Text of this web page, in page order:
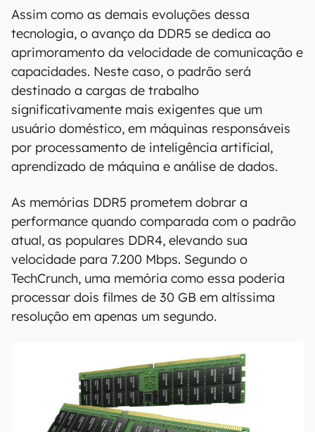
Assim como as demais evoluções dessa
tecnologia, o avanço da DDR5 se dedica ao
aprimoramento da velocidade de comunicação e
capacidades. Neste caso, o padrão será
destinado a cargas de trabalho
significativamente mais exigentes que um
usuário doméstico, em máquinas responsáveis
por processamento de inteligência artificial,
aprendizado de máquina e análise de dados.
As memórias DDR5 prometem dobrar a
performance quando comparada com o padrão
atual, as populares DDR4, elevando sua
velocidade para 7.200 Mbps. Segundo o
TechCrunch, uma memória como essa poderia
processar dois filmes de 30 GB em altíssima
resolução em apenas um segundo.